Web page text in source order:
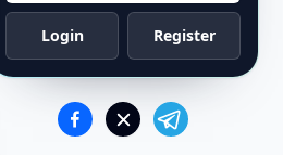
Login Register